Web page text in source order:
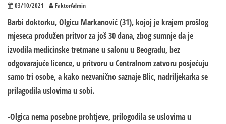
03/10/2021 FaktorAdmin
Barbi doktorku, Olgicu Markanović (31), kojoj je krajem prošlog
mjeseca produžen pritvor za još 30 dana, zbog sumnje da je
izvodila medicinske tretmane u salonu u Beogradu, bez
odgovarajuće licence, u pritvoru u Centralnom zatvoru posjećuju
samo tri osobe, a kako nezvanično saznaje Blic, nadriljekarka se
prilagodila uslovima u sobi.
-Olgica nema posebne prohtjeve, prilogodila se uslovima u